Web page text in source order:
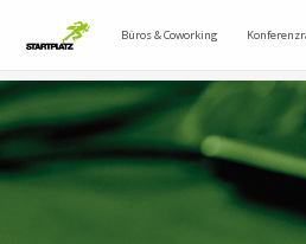
Büros & Coworking